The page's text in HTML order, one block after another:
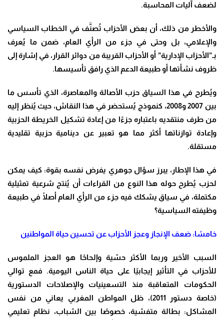
لضعف آليات المحاسبة.
والأخطر من ذلك، أن بعض الأحزاب تُصنَّف في الخطاب السياسي
والإعلامي، بل وحتى في جزء من الرأي العام، ضمن ما يُعرف
بـ”الأحزاب الإدارية” أو الأحزاب القريبة من دوائر القرار، في إشارة إلى
ظروف نشأتها أو طبيعة الدعم الذي رافق تأسيسها.
ويُطرح في هذا السياق حزب الأصالة والمعاصرة، الذي تأسس ما
بين 2007 و2008، كنموذج يُستحضر في هذا النقاش، حيث يُنظر إليه
من طرف منتقديه باعتباره جزءًا من إعادة تشكيل الخريطة الحزبية
وإعادة توازناتها أكثر مما هو تعبير عن دينامية حزبية تقليدية
مستقلة.
في هذا الإطار، يبرز سؤال جوهري يفرض نفسه بقوة: كيف يمكن
لحزب يُطرح حوله هذا النوع من القراءات أن يُنتج شرعية تمثيلية
مكتملة، في سياق يشكك فيه جزء من الرأي العام أصلًا في طبيعة
وظيفته السياسية؟
خامسًا: ضعف الإنجاز وعجز الأحزاب عن تحسين حياة المواطنين
السبب الأخير وربما الأكثر حسّية وإلحاحًا هو العجز الملموس
للأحزاب في التأثير إيجابيًا على حياة الناس اليومية. فمع توالي
الحكومات المتعاقبة منذ التسعينيات والإصلاحات الدستورية
(خاصة دستور 2011)، ظل المواطن المغربي يعاني من نفس
المشاكل: بطالة متفشية، خصوصًا بين الشباب، نظام تعليمي